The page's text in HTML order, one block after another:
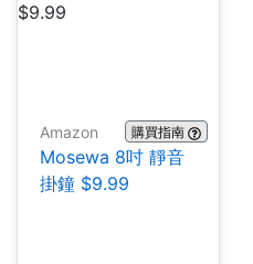
Amazon 購買指南
Mosewa 8吋 靜音
掛鐘 $9.99